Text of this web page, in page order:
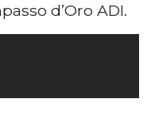
d’Oro ADI.